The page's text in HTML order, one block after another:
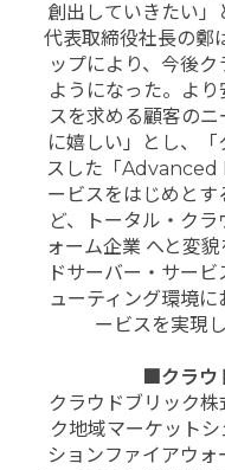
創出していきたい
代表取締役社長の鄭
ップにより、今後
ようになった。よ
スを求める顧客の
に嬉しい」とし、
スした「
ービスをはじめと
ど、トータル・ク
ォーム企業 へと変
ドサーバー・サー
ューティング環境
ービスを実現
■クラウ
クラウドブリック
ク地域マーケット
ションファイアウ